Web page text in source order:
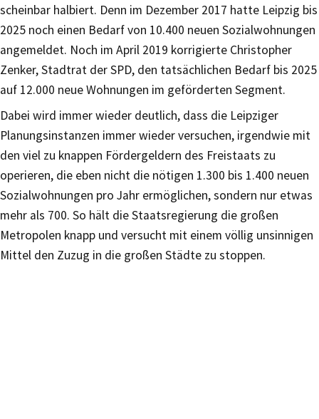
scheinbar halbiert. Denn im Dezember 2017 hatte Leipzig bis
2025 noch einen Bedarf von 10.400 neuen Sozialwohnungen
angemeldet. Noch im April 2019 korrigierte Christopher
Zenker, Stadtrat der SPD, den tatsächlichen Bedarf bis 2025
auf 12.000 neue Wohnungen im geförderten Segment.
Dabei wird immer wieder deutlich, dass die Leipziger
Planungsinstanzen immer wieder versuchen, irgendwie mit
den viel zu knappen Fördergeldern des Freistaats zu
operieren, die eben nicht die nötigen 1.300 bis 1.400 neuen
Sozialwohnungen pro Jahr ermöglichen, sondern nur etwas
mehr als 700. So hält die Staatsregierung die großen
Metropolen knapp und versucht mit einem völlig unsinnigen
Mittel den Zuzug in die großen Städte zu stoppen.